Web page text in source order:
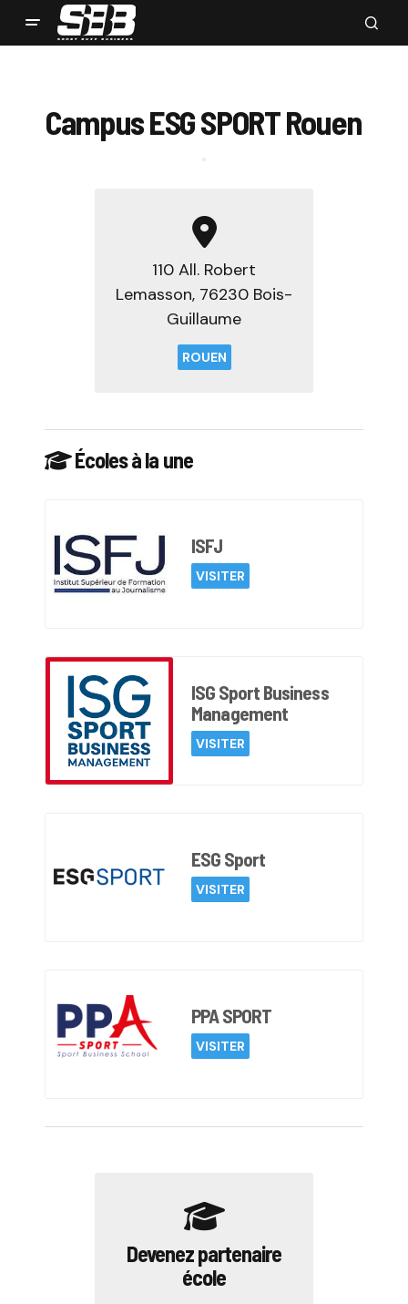
Campus ESG SPORT Rouen
110 All. Robert
Lemasson, 76230 Bois-
Guillaume
ROUEN
Écoles à la une
ISFJ
VISITER
ISG Sport Business
Management
VISITER
ESG Sport
VISITER
PPA SPORT
VISITER
Devenez partenaire
école